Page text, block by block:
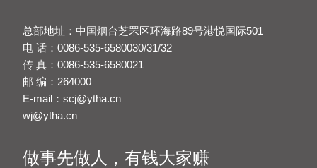
总部地址：中国烟台芝罘区环海路89号港悦国际501
电 话：0086-535-6580030/31/32
传 真：0086-535-6580021
邮 编：264000
E-mail：scj@ytha.cn
wj@ytha.cn
做事先做人，有钱大家赚